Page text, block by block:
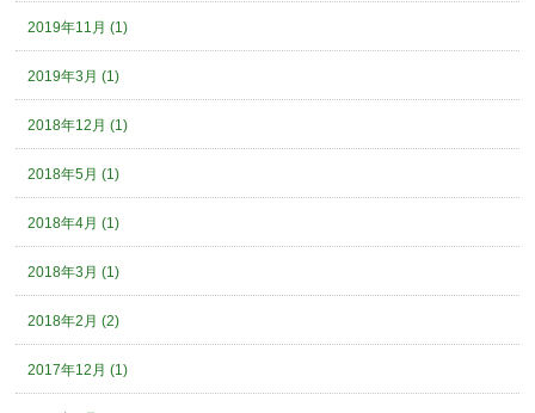
2019年11月 (1)
2019年3月 (1)
2018年12月 (1)
2018年5月 (1)
2018年4月 (1)
2018年3月 (1)
2018年2月 (2)
2017年12月 (1)